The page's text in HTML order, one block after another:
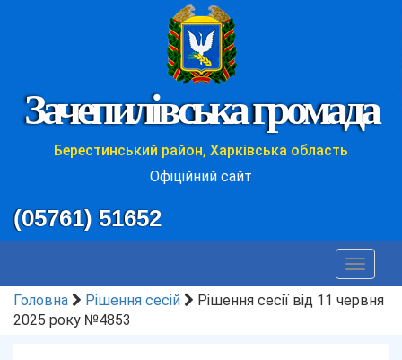
Зачепилівська громада
Берестинський район, Харківська область
Офіційний сайт
(05761) 51652
Toggle
Головна
Рішення сесій
Рішення сесії від 11 червня
2025 року №4853